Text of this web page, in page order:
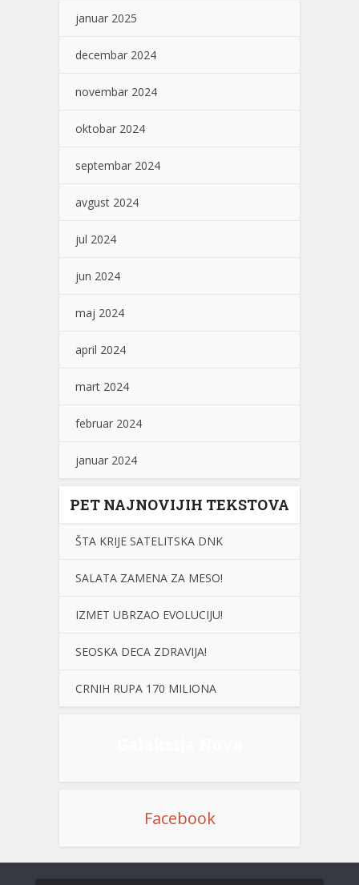
januar 2025
decembar 2024
novembar 2024
oktobar 2024
septembar 2024
avgust 2024
jul 2024
jun 2024
maj 2024
april 2024
mart 2024
februar 2024
januar 2024
PET NAJNOVIJIH TEKSTOVA
ŠTA KRIJE SATELITSKA DNK
SALATA ZAMENA ZA MESO!
IZMET UBRZAO EVOLUCIJU!
SEOSKA DECA ZDRAVIJA!
CRNIH RUPA 170 MILIONA
Facebook